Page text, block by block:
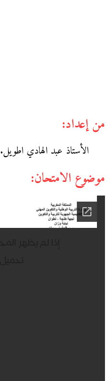
من إعداد:
الأستاذ عبد الهادي اطويل.
موضوع الامتحان: